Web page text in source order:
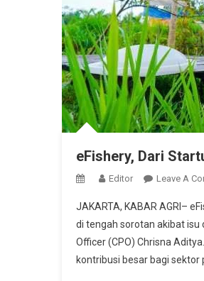
eFishery, Dari
Editor Leave A
JAKARTA, KABAR AGRI–
di tengah sorotan akibat isu
Officer (CPO) Chrisna
kontribusi besar bagi sektor